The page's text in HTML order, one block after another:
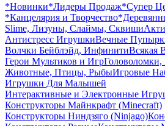
*Новинки*Лидеры Продаж*Супер
*Канцелярия и Творчество
Slime, Лизуны, Слаймы, Сквиши
Антистресс ИгрушкиВечные
Волчки Бейблэйд, ИнфинитиВсякая
Герои Мультиков и Игр
Животные, Птицы, РыбыИгровые
Игрушки Для Малышей
Интерактивные и Электронные
Конструкторы Майнкрафт (Minecraft)
Конструкторы Ниндзяго (Ninjago)